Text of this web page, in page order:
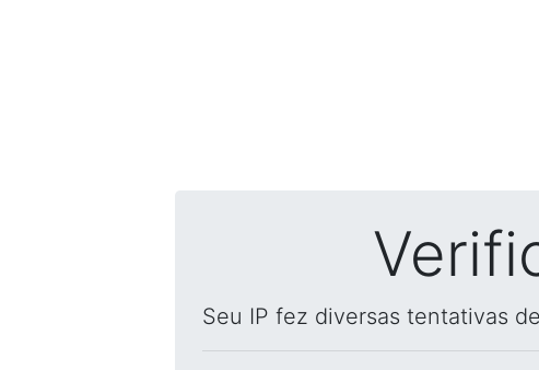
Seu IP fez diversas tentativas